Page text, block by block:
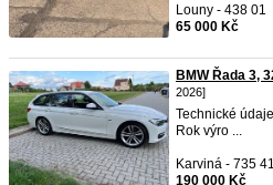
Louny - 438 01
65 000 Kč
BMW Řada 3,
2026]
Technické
Rok výro ...
Karviná - 735 41
190 000 Kč